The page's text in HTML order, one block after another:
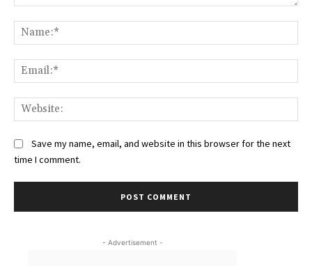
Save my name, email, and website in this browser for the next
time I comment.
- Advertisement -